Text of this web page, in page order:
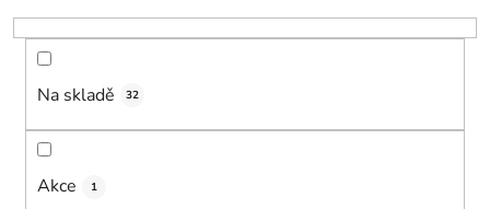
o
d
Na skladě 32
Akce 1